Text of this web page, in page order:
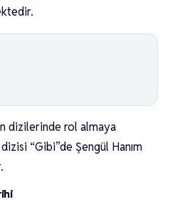
dizilerinde rol almaya
“Gibi”de Şengül Hanım